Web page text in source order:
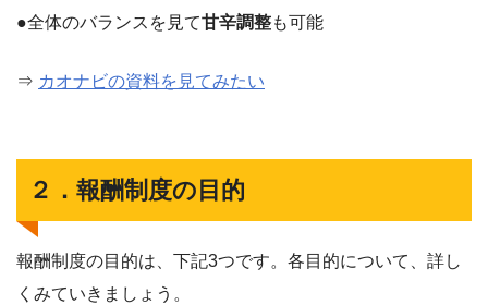
●全体のバランスを見て甘辛調整も可能
⇒ カオナビの資料を見てみたい
２．報酬制度の目的
報酬制度の目的は、下記3つです。各目的について、詳し
くみていきましょう。